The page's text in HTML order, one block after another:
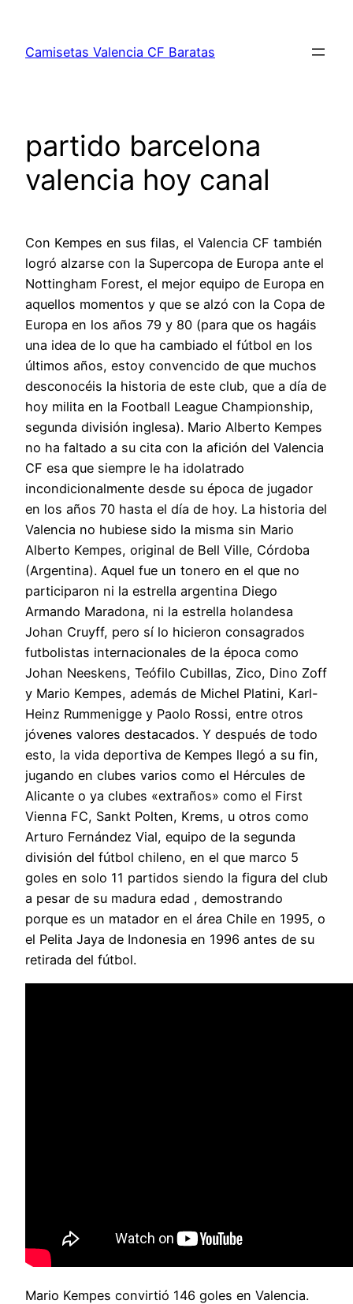
contenido
Camisetas Valencia CF Baratas
partido barcelona
valencia hoy canal
Con Kempes en sus filas, el Valencia CF también
logró alzarse con la Supercopa de Europa ante el
Nottingham Forest, el mejor equipo de Europa en
aquellos momentos y que se alzó con la Copa de
Europa en los años 79 y 80 (para que os hagáis
una idea de lo que ha cambiado el fútbol en los
últimos años, estoy convencido de que muchos
desconocéis la historia de este club, que a día de
hoy milita en la Football League Championship,
segunda división inglesa). Mario Alberto Kempes
no ha faltado a su cita con la afición del Valencia
CF esa que siempre le ha idolatrado
incondicionalmente desde su época de jugador
en los años 70 hasta el día de hoy. La historia del
Valencia no hubiese sido la misma sin Mario
Alberto Kempes, original de Bell Ville, Córdoba
(Argentina). Aquel fue un tonero en el que no
participaron ni la estrella argentina Diego
Armando Maradona, ni la estrella holandesa
Johan Cruyff, pero sí lo hicieron consagrados
futbolistas internacionales de la época como
Johan Neeskens, Teófilo Cubillas, Zico, Dino Zoff
y Mario Kempes, además de Michel Platini, Karl-
Heinz Rummenigge y Paolo Rossi, entre otros
jóvenes valores destacados. Y después de todo
esto, la vida deportiva de Kempes llegó a su fin,
jugando en clubes varios como el Hércules de
Alicante o ya clubes «extraños» como el First
Vienna FC, Sankt Polten, Krems, u otros como
Arturo Fernández Vial, equipo de la segunda
división del fútbol chileno, en el que marco 5
goles en solo 11 partidos siendo la figura del club
a pesar de su madura edad , demostrando
porque es un matador en el área Chile en 1995, o
el Pelita Jaya de Indonesia en 1996 antes de su
retirada del fútbol.
Mario Kempes convirtió 146 goles en Valencia.